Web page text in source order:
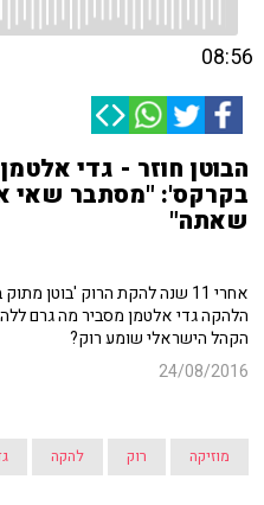
08:56
הבוטן חוזר - גדי
בקרקס': "מסתבר שאי
שאתה"
אחרי 11 שנה להקת הרוק
הלהקה גדי אלטמן מסביר מה גרם
הקהל הישראלי שומע רוק?
24/08/2016
מוזיקה רוק להקה